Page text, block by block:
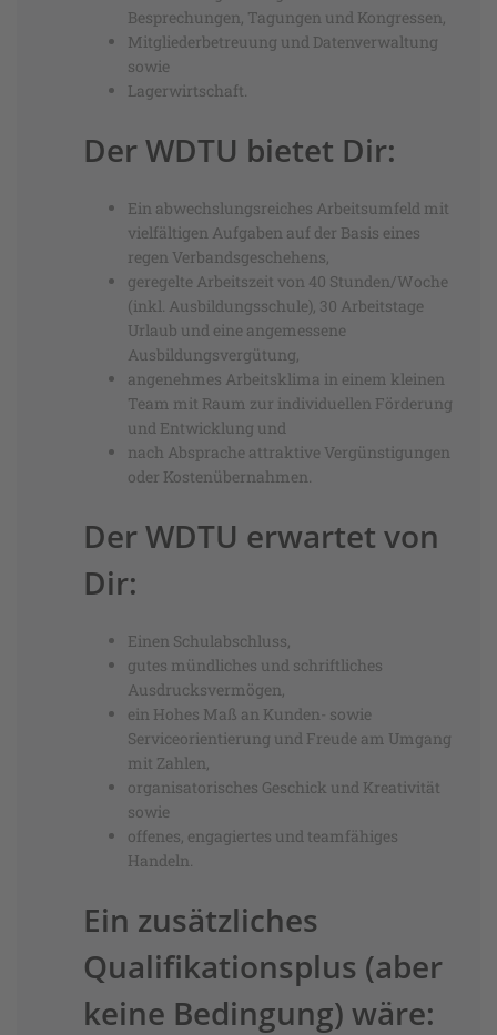
Besprechungen, Tagungen und Kongressen,
Mitgliederbetreuung und Datenverwaltung
sowie
Lagerwirtschaft.
Der WDTU bietet Dir:
Ein abwechslungsreiches Arbeitsumfeld mit
vielfältigen Aufgaben auf der Basis eines
regen Verbandsgeschehens,
geregelte Arbeitszeit von 40 Stunden/Woche
(inkl. Ausbildungsschule), 30 Arbeitstage
Urlaub und eine angemessene
Ausbildungsvergütung,
angenehmes Arbeitsklima in einem kleinen
Team mit Raum zur individuellen Förderung
und Entwicklung und
nach Absprache attraktive Vergünstigungen
oder Kostenübernahmen.
Der WDTU erwartet von
Dir:
Einen Schulabschluss,
gutes mündliches und schriftliches
Ausdrucksvermögen,
ein Hohes Maß an Kunden- sowie
Serviceorientierung und Freude am Umgang
mit Zahlen,
organisatorisches Geschick und Kreativität
sowie
offenes, engagiertes und teamfähiges
Handeln.
Ein zusätzliches
Qualifikationsplus (aber
keine Bedingung) wäre: